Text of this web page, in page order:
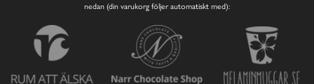
nedan (din varukorg följer automatiskt med):